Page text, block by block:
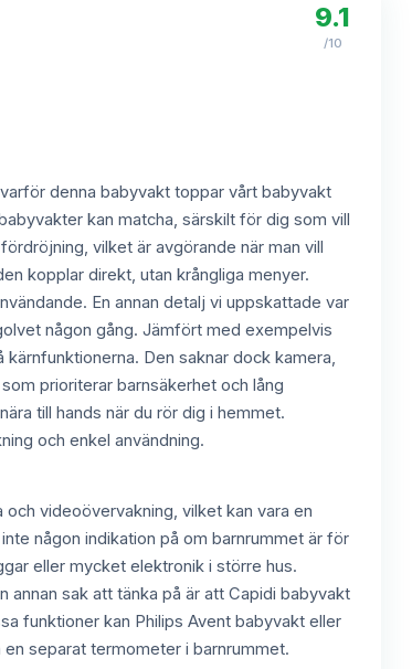
9.1
/10
denna babyvakt toppar vårt babyvakt
kan matcha, särskilt för dig som vill
vilket är avgörande när man vill
kopplar direkt, utan krångliga menyer.
En annan detalj vi uppskattade var
någon gång. Jämfört med exempelvis
Den saknar dock kamera,
prioriterar barnsäkerhet och lång
till hands när du rör dig i hemmet.
och enkel användning.
videoövervakning, vilket kan vara en
någon indikation på om barnrummet är för
eller mycket elektronik i större hus.
annan sak att tänka på är att Capidi babyvakt
funktioner kan Philips Avent babyvakt eller
separat termometer i barnrummet.